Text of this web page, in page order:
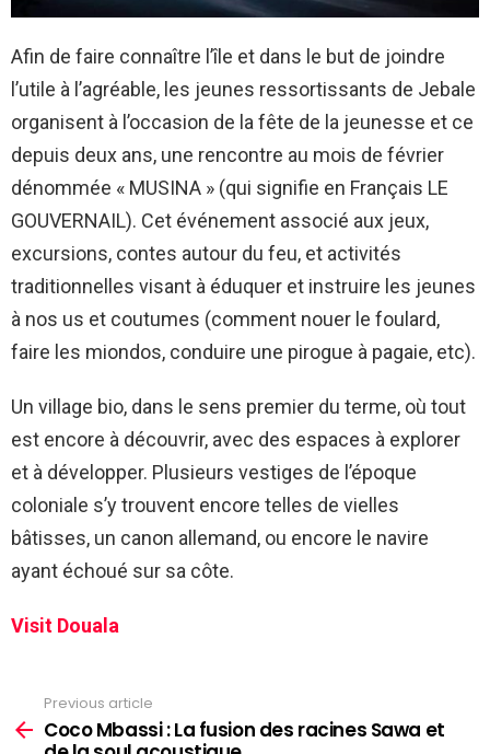
Afin de faire connaître l’île et dans le but de joindre
l’utile à l’agréable, les jeunes ressortissants de Jebale
organisent à l’occasion de la fête de la jeunesse et ce
depuis deux ans, une rencontre au mois de février
dénommée « MUSINA » (qui signifie en Français LE
GOUVERNAIL). Cet événement associé aux jeux,
excursions, contes autour du feu, et activités
traditionnelles visant à éduquer et instruire les jeunes
à nos us et coutumes (comment nouer le foulard,
faire les miondos, conduire une pirogue à pagaie, etc).
Un village bio, dans le sens premier du terme, où tout
est encore à découvrir, avec des espaces à explorer
et à développer. Plusieurs vestiges de l’époque
coloniale s’y trouvent encore telles de vielles
bâtisses, un canon allemand, ou encore le navire
ayant échoué sur sa côte.
Visit Douala
more
Previous article
Coco Mbassi : La fusion des racines Sawa et